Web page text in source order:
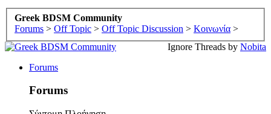
Greek BDSM Community
Forums > Off Topic > Off Topic Discussion > Κοινωνία >
Ignore Threads by Nobita
Forums
Forums